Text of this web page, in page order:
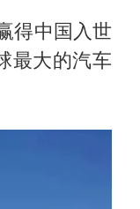
得中国入世
最大的汽车